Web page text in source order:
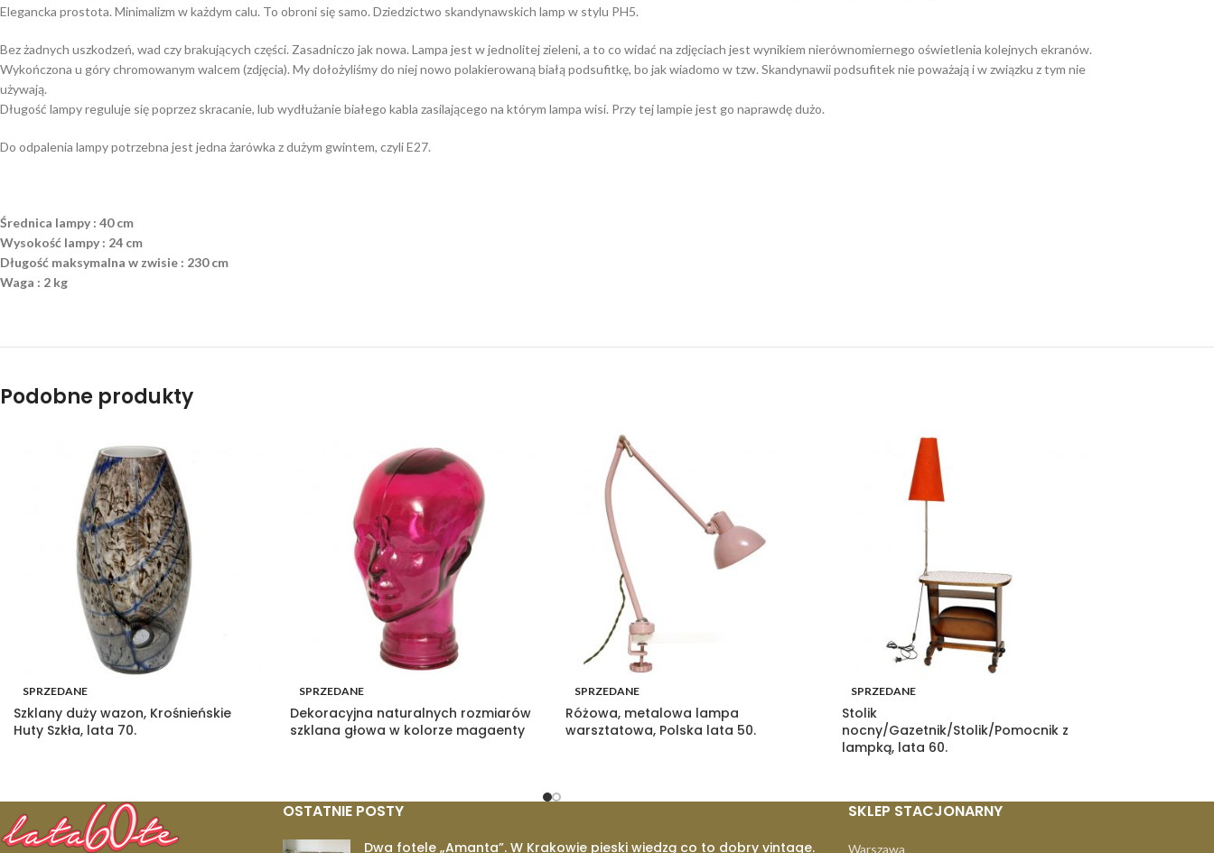
Elegancka prostota. Minimalizm w każdym calu. To obroni się samo. Dziedzictwo skandynawskich lamp w stylu PH5.
Bez żadnych uszkodzeń, wad czy brakujących części. Zasadniczo jak nowa. Lampa jest w jednolitej zieleni, a to co widać na zdjęciach jest wynikiem nierównomiernego oświetlenia kolejnych ekranów.
Wykończona u góry chromowanym walcem (zdjęcia). My dołożyliśmy do niej nowo polakierowaną białą podsufitkę, bo jak wiadomo w tzw. Skandynawii podsufitek nie poważają i w związku z tym nie
używają.
Długość lampy reguluje się poprzez skracanie, lub wydłużanie białego kabla zasilającego na którym lampa wisi. Przy tej lampie jest go naprawdę dużo.
Do odpalenia lampy potrzebna jest jedna żarówka z dużym gwintem, czyli E27.
Średnica lampy : 40 cm
Wysokość lampy : 24 cm
Długość maksymalna w zwisie : 230 cm
Waga : 2 kg
Podobne produkty
SPRZEDANE
Szklany duży wazon, Krośnieńskie
Huty Szkła, lata 70.
SPRZEDANE
Dekoracyjna naturalnych rozmiarów
szklana głowa w kolorze magaenty
SPRZEDANE
Różowa, metalowa lampa
warsztatowa, Polska lata 50.
SPRZEDANE
Stolik
nocny/Gazetnik/Stolik/Pomocnik z
lampką, lata 60.
OSTATNIE POSTY
Dwa fotele „Amanta”. W Krakowie pieski wiedzą co to dobry vintage.
SKLEP STACJONARNY
Warszawa